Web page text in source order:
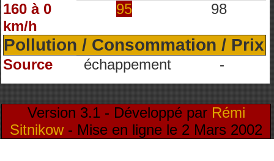
160 à 0
km/h
95 98
Pollution / Consommation / Prix
Source échappement -
Version 3.1 - Développé par Rémi
Sitnikow- Mise en ligne le 2 Mars 2002